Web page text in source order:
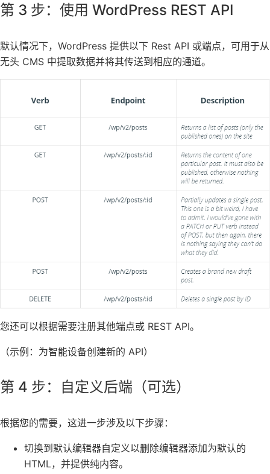
第 3 步：使用 WordPress REST API
默认情况下，WordPress 提供以下 Rest API 或端点，可用于从
无头 CMS 中提取数据并将其传送到相应的通道。
您还可以根据需要注册其他端点或 REST API。
（示例：为智能设备创建新的 API）
第 4 步：自定义后端（可选）
根据您的需要，这进一步涉及以下步骤：
切换到默认编辑器自定义以删除编辑器添加为默认的
HTML，并提供纯内容。